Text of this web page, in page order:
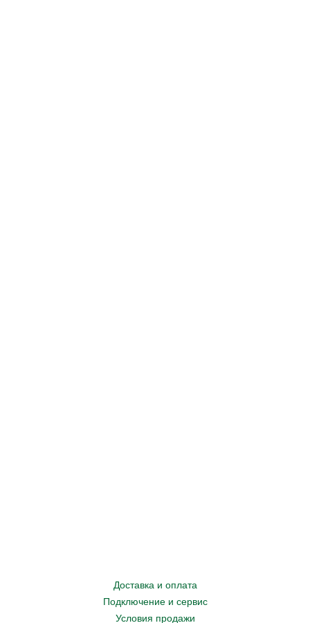
Доставка и оплата
Подключение и сервис
Условия продажи